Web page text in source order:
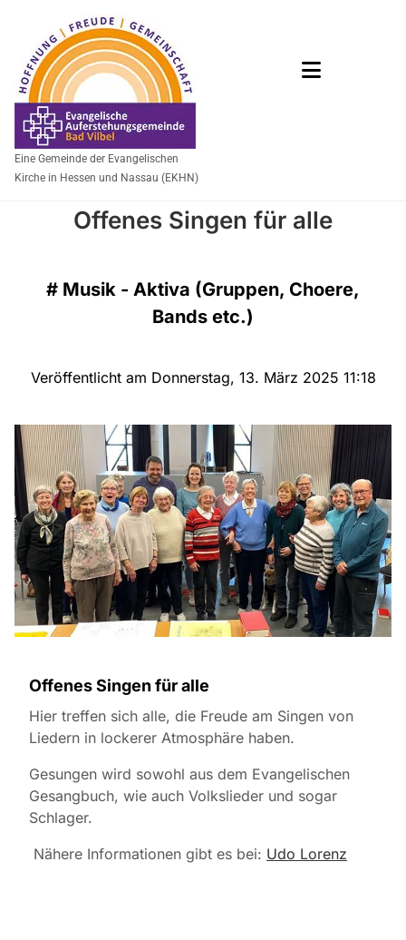
Eine Gemeinde der Evangelischen
Kirche in Hessen und Nassau (EKHN)
Offenes Singen für alle
# Musik - Aktiva (Gruppen, Choere,
Bands etc.)
Veröffentlicht am Donnerstag, 13. März 2025 11:18
Offenes Singen für alle
Hier treffen sich alle, die Freude am Singen von
Liedern in lockerer Atmosphäre haben.
Gesungen wird sowohl aus dem Evangelischen
Gesangbuch, wie auch Volkslieder und sogar
Schlager.
Nähere Informationen gibt es bei: Udo Lorenz